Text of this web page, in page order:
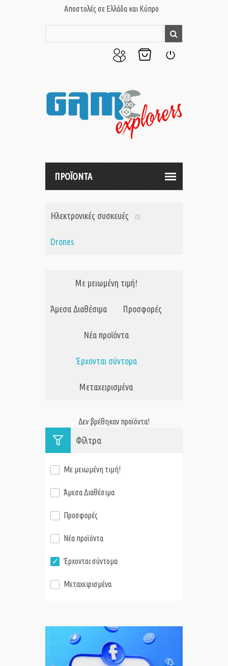
Αποστολές σε Ελλάδα και Κύπρο
μου
ΠΡΟΪΟΝΤΑ
Ηλεκτρονικές συσκευές
Drones
Με μειωμένη τιμή!
Άμεσα Διαθέσιμα Προσφορές
Νέα προϊόντα
Έρχονται σύντομα
Μεταχειρισμένα
Δεν βρέθηκαν προϊόντα!
Φίλτρα
Με μειωμένη τιμή!
Άμεσα Διαθέσιμα
Προσφορές
Νέα προϊόντα
Έρχονται σύντομα
Μεταχειρισμένα